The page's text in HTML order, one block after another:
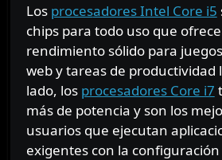
Los procesadores Intel Core i5
chips para todo uso que
rendimiento sólido para
web y tareas de productividad
lado, los procesadores Core i7
más de potencia y son los
usuarios que ejecutan
exigentes con la